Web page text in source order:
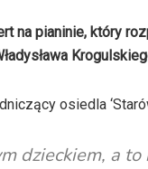
na pianinie, który
osiedla
dzieckiem, a